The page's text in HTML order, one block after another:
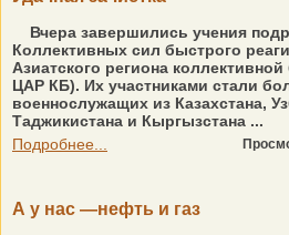
Вчера завершились учения
Коллективных сил быстрого
Азиатского региона
ЦАР КБ). Их участниками стали
военнослужащих из Казахстана,
Таджикистана и Кыргызстана ...
Подробнее...
А у нас —нефть и газ